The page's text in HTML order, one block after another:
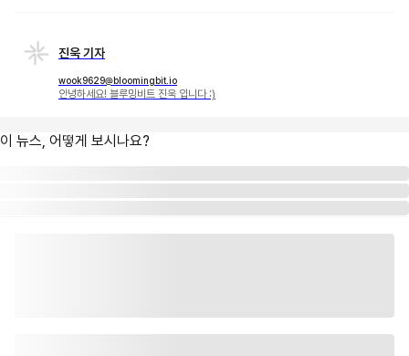
진욱 기자
wook9629@bloomingbit.io
안녕하세요! 블루밍비트 진욱 입니다 :)
이 뉴스, 어떻게 보시나요?